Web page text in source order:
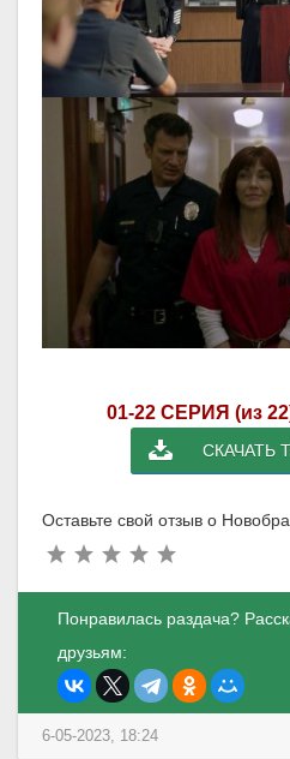
01-22 СЕРИЯ (из
СКАЧАТЬ
Оставьте свой отзыв о
Понравилась раздача?
друзьям:
6-05-2023, 18:24